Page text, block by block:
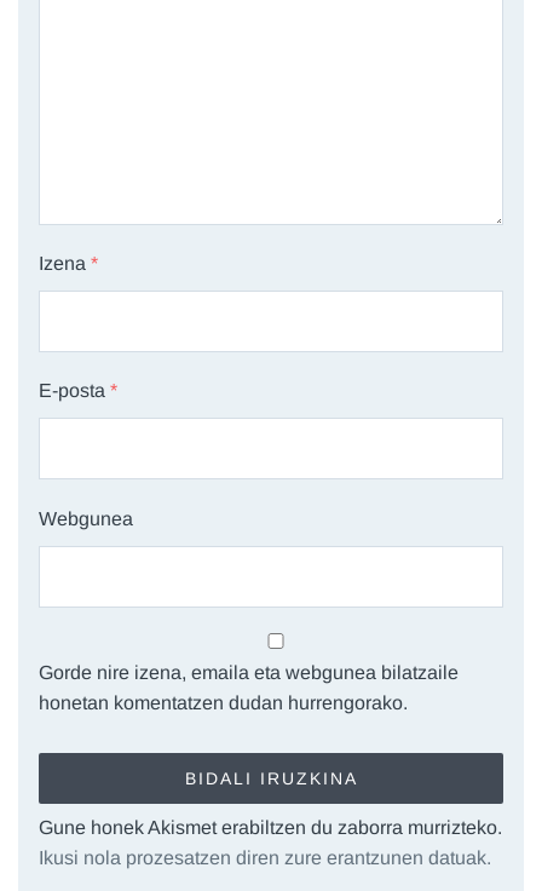
Izena *
E-posta *
Webgunea
Gorde nire izena, emaila eta webgunea bilatzaile
honetan komentatzen dudan hurrengorako.
Gune honek Akismet erabiltzen du zaborra murrizteko.
Ikusi nola prozesatzen diren zure erantzunen datuak.